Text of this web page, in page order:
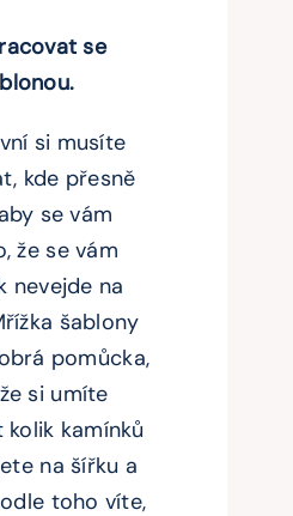
se
si musíte
kde přesně
se vám
že se vám
nevejde na
šablony
pomůcka,
si umíte
kamínků
na šířku a
toho víte,